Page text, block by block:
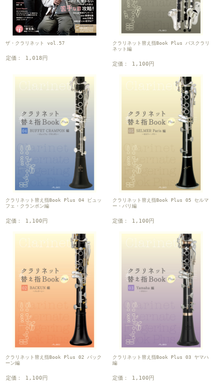
ザ・クラリネット vol.57
定価： 1,018円
クラリネット替え指Book Plus バスクラリ
ネット編
定価： 1,100円
クラリネット替え指Book Plus 04 ビュッ
フェ・クランポン編
定価： 1,100円
クラリネット替え指Book Plus 05 セルマ
ー・パリ編
定価： 1,100円
クラリネット替え指Book Plus 02 バック
ーン編
定価： 1,100円
クラリネット替え指Book Plus 03 ヤマハ
編
定価： 1,100円